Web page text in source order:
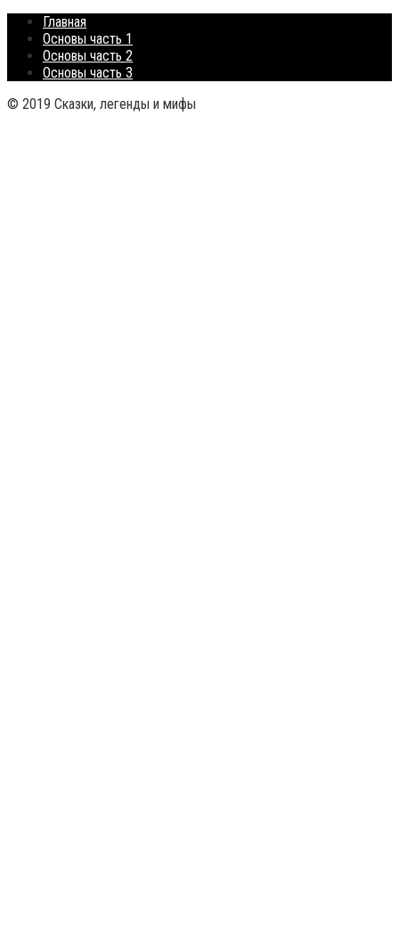
Главная
Основы часть 1
Основы часть 2
Основы часть 3
© 2019 Сказки, легенды и мифы